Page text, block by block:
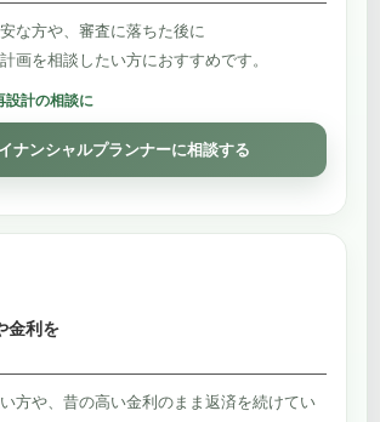
な方や、審査に落ちた後に
画を相談したい方におすすめです。
設計の相談に
ナンシャルプランナーに相談する
金利を
方や、昔の高い金利のまま返済を続けてい